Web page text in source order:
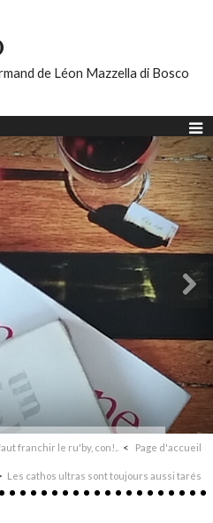
de Léon Mazzella di Bosco
franchir le ru'by, con!.. Page d'accueil
Les cathos ultras sont toujours aussi tarés